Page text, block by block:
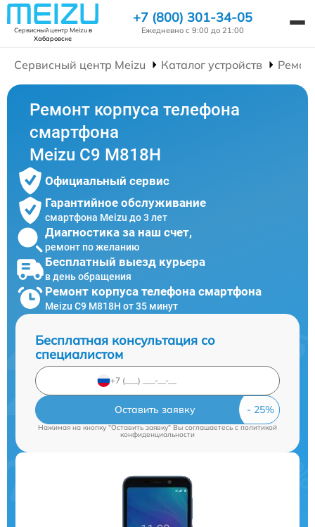
Сервисный центр Meizuв
Хабаровске
+7 (800) 301-34-05
Ежедневно с 9:00 до 21:00
Сервисный центр Meizu Каталог устройств
Ремонт корпуса телефона
смартфона
Meizu C9 M818H
Официальный сервис
Гарантийное обслуживание
смартфона Meizu до 3 лет
Диагностика за наш счет,
ремонт по желанию
Бесплатный выезд курьера
в день обращения
Ремонт корпуса телефона смартфона
Meizu C9 M818H от 35 минут
Бесплатная консультация со
специалистом
Оставить заявку
Нажимая на кнопку "Оставить заявку" Вы соглашаетесь cполитикой
конфиденциальности